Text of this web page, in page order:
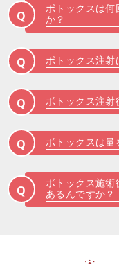
Q
ボトックスは
か？
Q ボトックス注射
Q ボトックス注射
Q ボトックスは量
Q
ボトックス施
あるんですか？